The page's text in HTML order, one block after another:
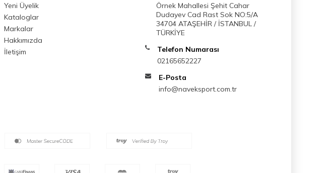
Yeni Üyelik
Kataloglar
Markalar
Hakkımızda
İletişim
Örnek Mahallesi Şehit Cahar
Dudayev Cad Rast Sok NO:5/A
34704 ATAŞEHİR / İSTANBUL /
TÜRKİYE
Telefon Numarası
02165652227
E-Posta
info@naveksport.com.tr